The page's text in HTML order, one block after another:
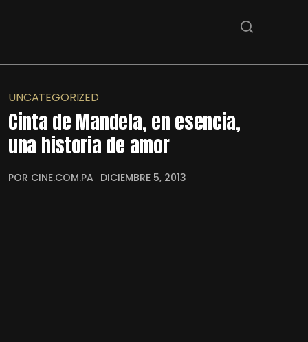
UNCATEGORIZED
Cinta de Mandela, en esencia,
una historia de amor
POR CINE.COM.PA DICIEMBRE 5, 2013